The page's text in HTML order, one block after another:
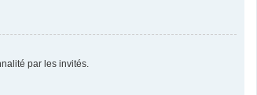
par les invités.